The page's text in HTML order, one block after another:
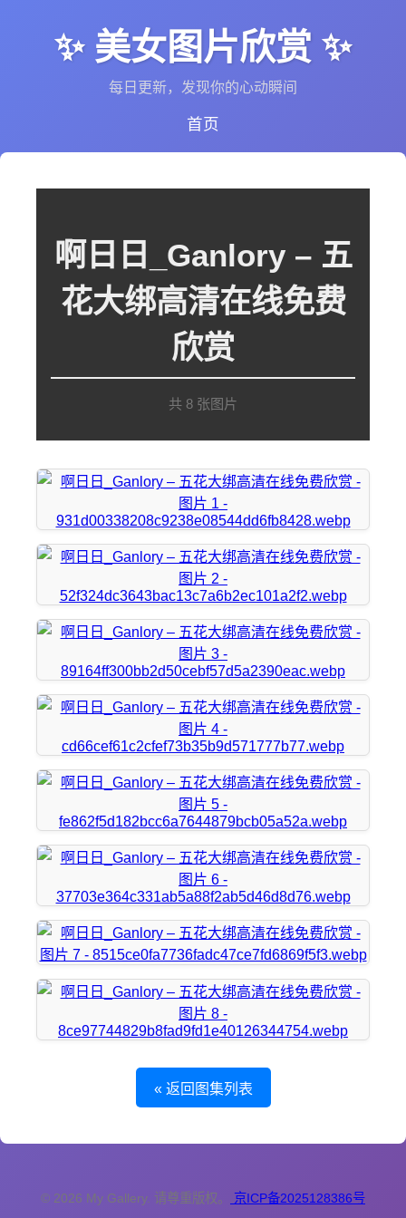
✨ 美女图片欣赏 ✨
每日更新，发现你的心动瞬间
首页
啊日日_Ganlory – 五
花大绑高清在线免费
欣赏
共 8 张图片
« 返回图集列表
© 2026 My Gallery. 请尊重版权。 京ICP备2025128386号